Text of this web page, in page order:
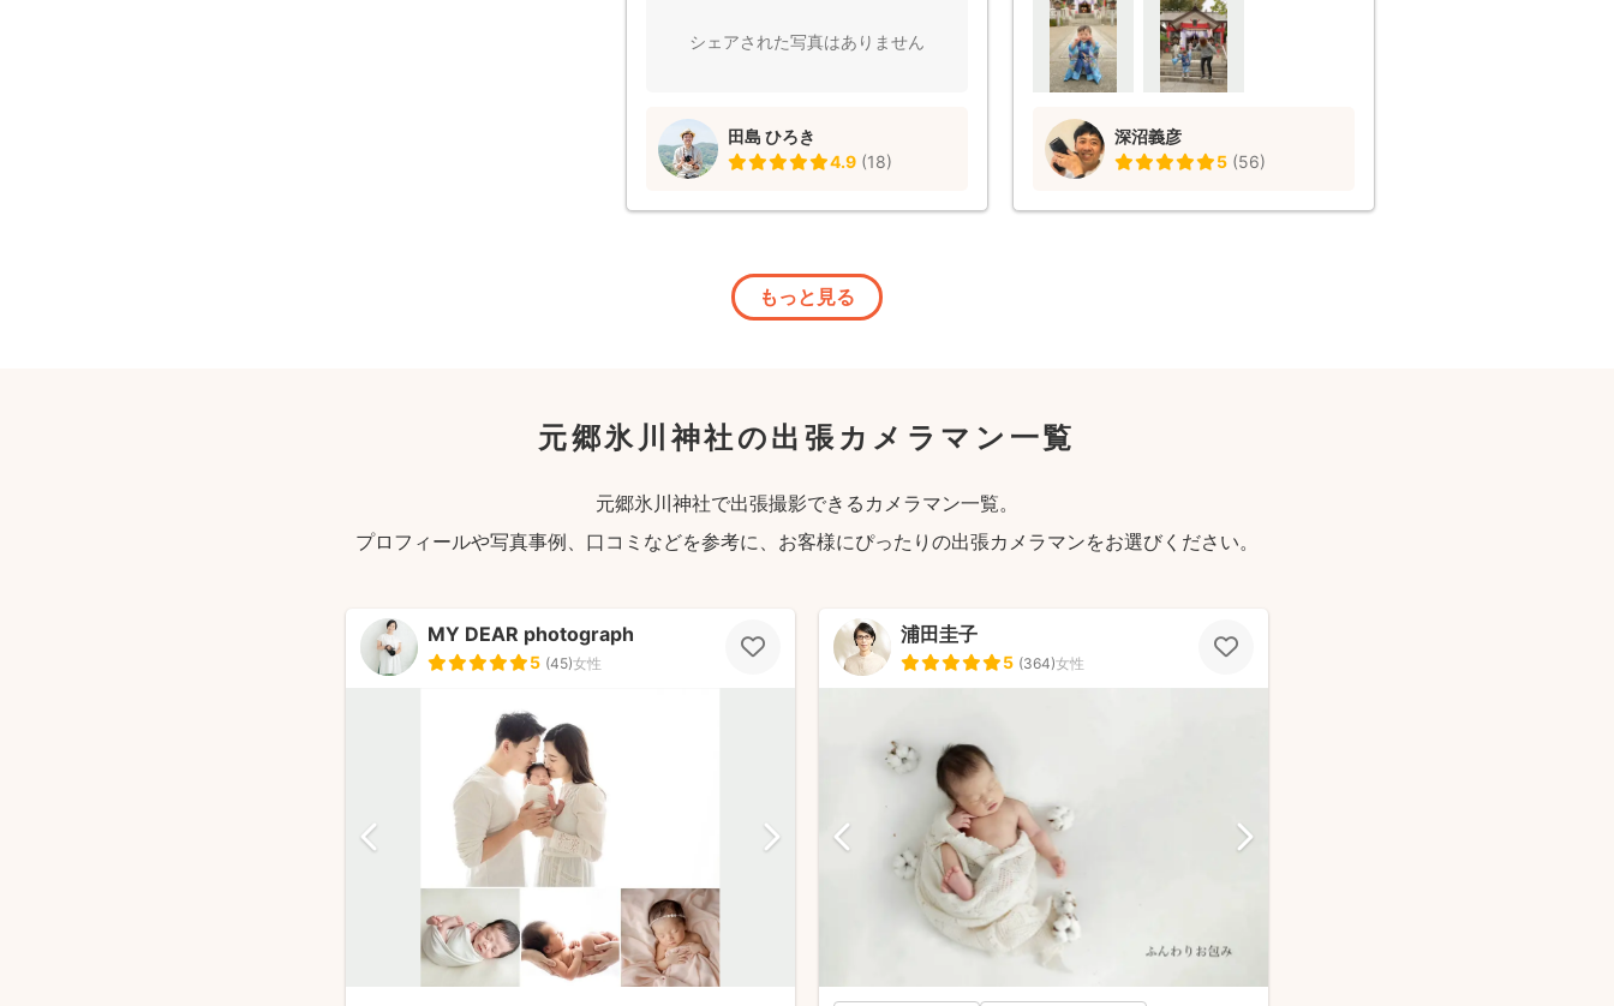
があれば田島さんにお願いしたいと思いま
シェアされた写真はありません
田島 ひろき
4.9 (18)
まなパターンをご提案くださり、また枚数
もたくさん納品してくださったので、写真
を見ていると動画をみているような気分
に。声が聞こえてきそうなくらい当時のこ
は色鮮やかできれいなだけでなく、人物の
表情は柔らかい感じになっていて、子供だ
い（笑） 曇りでしたが、まったく気にな
い雰囲気のおかげでまったく緊張すること
ロ技です・・！ 自然なショットだけでな
するときは、ぜひ深沼さんにお願いしたい
です。このたびは、心からありがとうござ
いました。
深沼義彦
5 (56)
もっと見る
元郷氷川神社の出張カメラマン一覧
元郷氷川神社で出張撮影できるカメラマン一覧。
プロフィールや写真事例、口コミなどを参考に、お客様にぴったりの出張カメラマンをお選びください。
MY DEAR photograph
5 (45)女性
浦田圭子
5 (364)女性